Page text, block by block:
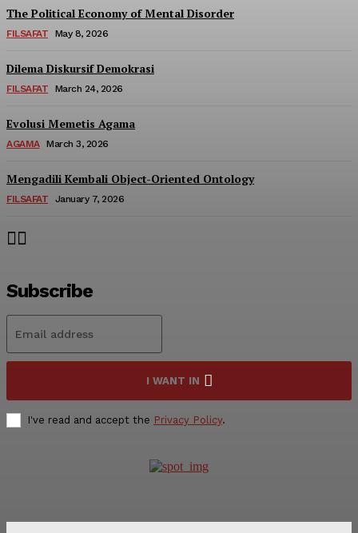
The Political Economy of Mental Disorder
FILSAFAT May 8, 2026
Dilema Diskursif Demokrasi
FILSAFAT March 24, 2026
Evolusi Memetis Agama
AGAMA March 3, 2026
Mengadili Kembali Object-Oriented Ontology
FILSAFAT January 7, 2026
Subscribe
I WANT IN
I've read and accept the Privacy Policy.